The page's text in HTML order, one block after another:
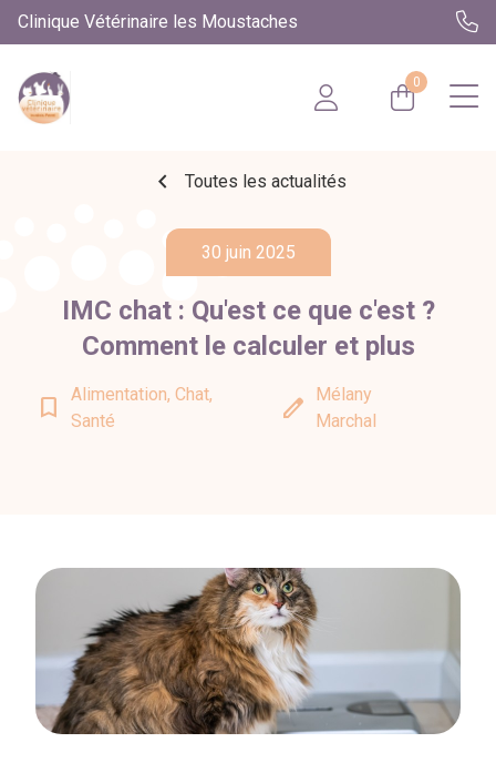
Clinique Vétérinaire les Moustaches
0
chevron_left Toutes les actualités
30 juin 2025
IMC chat : Qu'est ce que c'est ?
Comment le calculer et plus
bookmark_border
Alimentation, Chat,
Santé
edit
Mélany
Marchal